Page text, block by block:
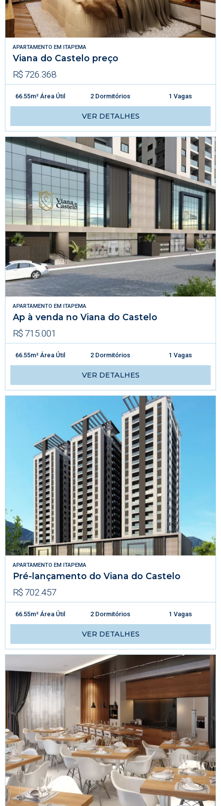
APARTAMENTO EM ITAPEMA
Viana do Castelo preço
R$ 726.368
66.55m² Área Útil 2 Dormitórios 1 Vagas
VER DETALHES
APARTAMENTO EM ITAPEMA
Ap à venda no Viana do Castelo
R$ 715.001
66.55m² Área Útil 2 Dormitórios 1 Vagas
VER DETALHES
APARTAMENTO EM ITAPEMA
Pré-lançamento do Viana do Castelo
R$ 702.457
66.55m² Área Útil 2 Dormitórios 1 Vagas
VER DETALHES